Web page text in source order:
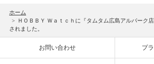
ホーム
> ＨＯＢＢＹ Ｗａｔｃｈに『タムタム広島アルパーク
されました。
お問い合わせ プ